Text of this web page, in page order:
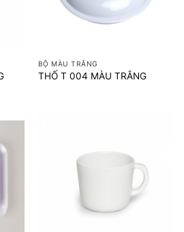
BỘ MÀU TRẮNG
THỐ T 004 MÀU TRẮNG